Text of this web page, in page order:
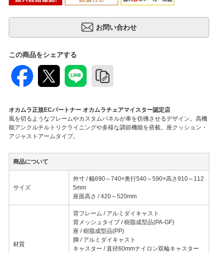
この商品をシェアする
オカムラ正規ECパートナー オカムラチェアマイスター認定店
風を切るようなフレームやカスタムパネルが車を彷彿させるデザイン。高機
能アンクルチルトリクライニングや多様な調節機能を搭載。座クッション・
アジャストアームタイプ。
商品について
サイズ
外寸 / 幅690～740×奥行540～590×高さ910～112
5mm
座面高さ / 420～520mm
材質
背フレーム / アルミダイキャスト
背メッシュタイプ / 樹脂成型品(PA-GF)
座 / 樹脂成型品(PP)
脚 / アルミダイキャスト
キャスター / 直径60mmナイロン双輪キャスター